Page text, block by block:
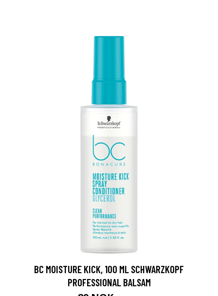
BC MOISTURE KICK, 100 ML SCHWARZKOPF
PROFESSIONAL BALSAM